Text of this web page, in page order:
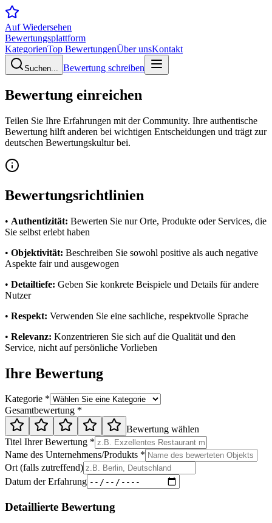
Auf Wiedersehen
Bewertungsplattform
KategorienTop BewertungenÜber unsKontakt
Suchen... Bewertung schreiben
Bewertung einreichen
Teilen Sie Ihre Erfahrungen mit der Community. Ihre authentische
Bewertung hilft anderen bei wichtigen Entscheidungen und trägt zur
deutschen Bewertungskultur bei.
Bewertungsrichtlinien
• Authentizität: Bewerten Sie nur Orte, Produkte oder Services, die
Sie selbst erlebt haben
• Objektivität: Beschreiben Sie sowohl positive als auch negative
Aspekte fair und ausgewogen
• Detailtiefe: Geben Sie konkrete Beispiele und Details für andere
Nutzer
• Respekt: Verwenden Sie eine sachliche, respektvolle Sprache
• Relevanz: Konzentrieren Sie sich auf die Qualität und den
Service, nicht auf persönliche Vorlieben
Ihre Bewertung
Kategorie *
Gesamtbewertung *
Bewertung wählen
Titel Ihrer Bewertung *
Name des Unternehmens/Produkts *
Ort (falls zutreffend)
Datum der Erfahrung
Detaillierte Bewertung